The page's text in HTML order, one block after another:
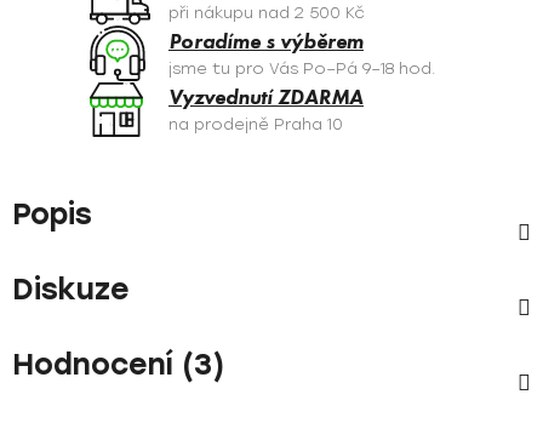
při nákupu nad 2 500 Kč
Poradíme s výběrem
jsme tu pro Vás Po–Pá 9–18 hod.
Vyzvednutí ZDARMA
na prodejně Praha 10
Popis
Diskuze
Hodnocení (3)